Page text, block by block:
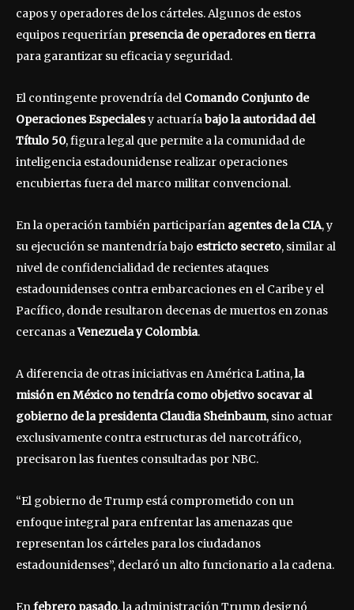
capos y operadores de los cárteles. Algunos de estos
equipos requerirían presencia de operadores en tierra
para garantizar su eficacia y seguridad.
El contingente provendría del Comando Conjunto de
Operaciones Especialesy actuaríabajo la autoridad del
Título 50, figura legal que permite a la comunidad de
inteligencia estadounidense realizar operaciones
encubiertas fuera del marco militar convencional.
En la operación también participarían agentes de la CIA, y
su ejecución se mantendría bajo estricto secreto, similar al
nivel de confidencialidad de recientes ataques
estadounidenses contra embarcaciones en el Caribe y el
Pacífico, donde resultaron decenas de muertos en zonas
cercanas aVenezuela y Colombia.
A diferencia de otras iniciativas en América Latina,la
misión en México no tendría como objetivo socavar al
gobierno de la presidenta Claudia Sheinbaum, sino actuar
exclusivamente contra estructuras del narcotráfico,
precisaron las fuentes consultadas por NBC.
“El gobierno de Trump está comprometido con un
enfoque integral para enfrentar las amenazas que
representan los cárteles para los ciudadanos
estadounidenses”, declaró un alto funcionario a la cadena.
En febrero pasado, la administración Trump designó